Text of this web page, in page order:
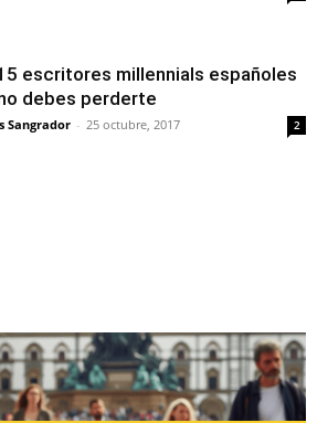
escritores millennials españoles
debes perderte
Sangrador - 25 octubre, 2017 2